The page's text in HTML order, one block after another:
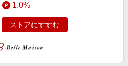
1.0%
ストアにすすむ